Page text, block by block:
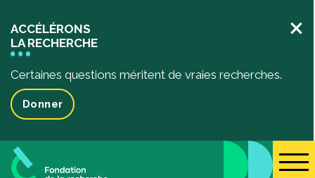
ACCÉLÉRONS
LA RECHERCHE
Certaines questions méritent de vraies recherches.
Donner
×
La recherche pédiatrique
Votre impact